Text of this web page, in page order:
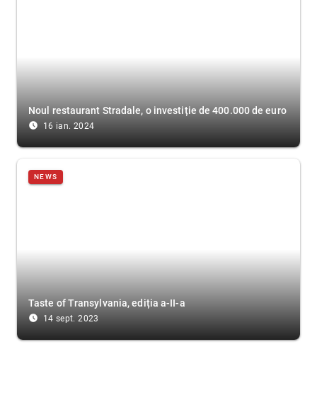
Noul restaurant Stradale, o investiție de 400.000 de euro
access_time_filled 16 ian. 2024
NEWS
Taste of Transylvania, ediția a-II-a
access_time_filled 14 sept. 2023